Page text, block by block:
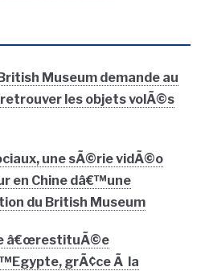
Museum demande au
les objets volÃ©s
une sÃ©rie vidÃ©o
en Chine dâ€™une
du British Museum
â€œrestituÃ©e
grÃ¢ce Ã la